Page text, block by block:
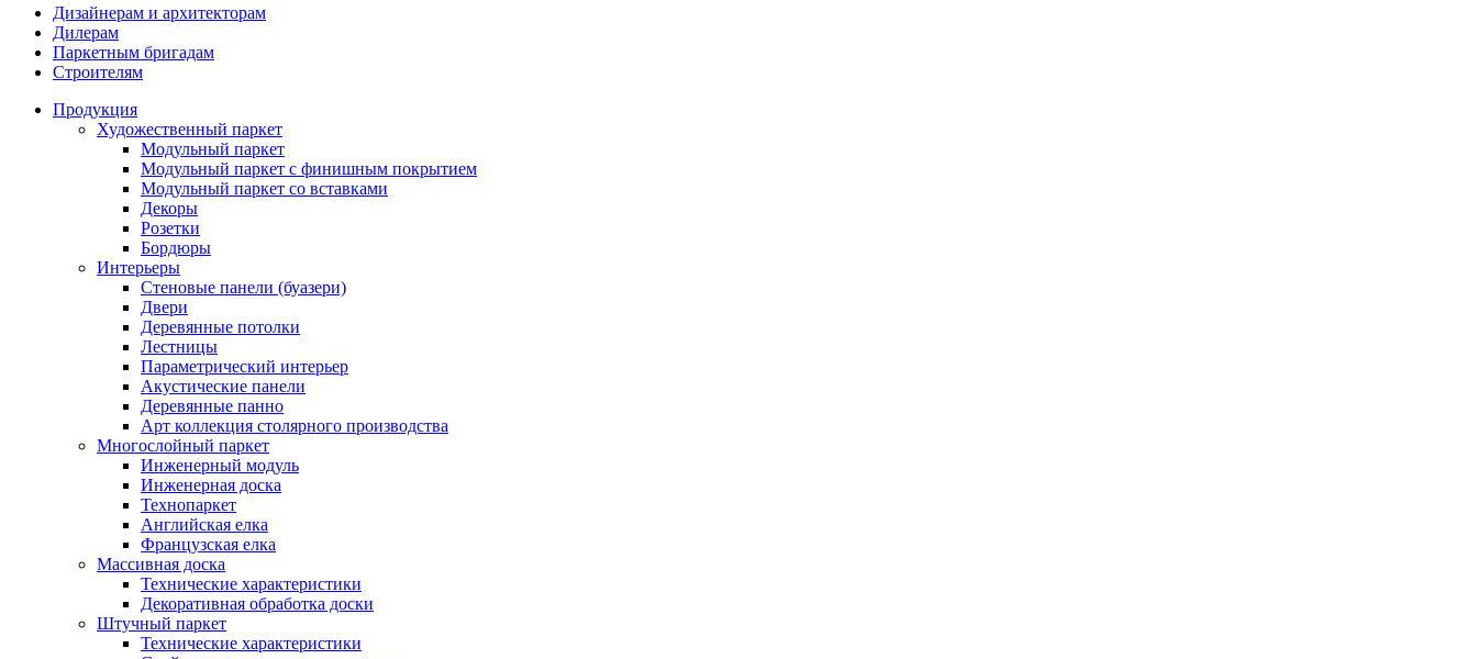
Дизайнерам и архитекторам
Дилерам
Паркетным бригадам
Строителям
Продукция
Художественный паркет
Модульный паркет
Модульный паркет с финишным покрытием
Модульный паркет со вставками
Декоры
Розетки
Бордюры
Интерьеры
Стеновые панели (буазери)
Двери
Деревянные потолки
Лестницы
Параметрический интерьер
Акустические панели
Деревянные панно
Арт коллекция столярного производства
Многослойный паркет
Инженерный модуль
Инженерная доска
Технопаркет
Английская елка
Французская елка
Массивная доска
Технические характеристики
Декоративная обработка доски
Штучный паркет
Технические характеристики